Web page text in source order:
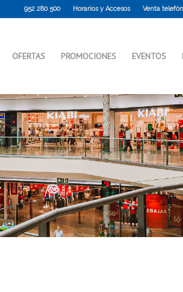
952 280 500 Horarios y Accesos Venta
OFERTAS PROMOCIONES EVENTOS